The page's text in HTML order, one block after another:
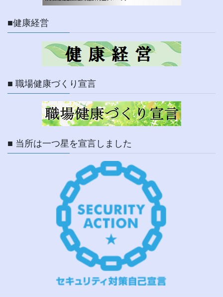
■健康経営
■ 職場健康づくり宣言
■ 当所は一つ星を宣言しました